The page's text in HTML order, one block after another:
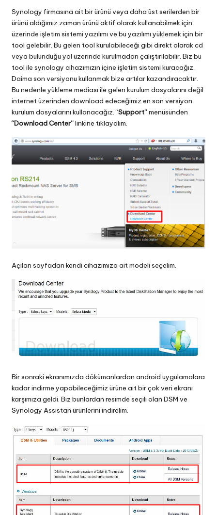
Synology firmasına ait bir ürünü veya daha üst serilerden bir
ürünü aldığımız zaman ürünü aktif olarak kullanabilmek için
üzerinde işletim sistemi yazılımı ve bu yazılımı yüklemek için bir
tool gelebilir. Bu gelen tool kurulabileceği gibi direkt olarak cd
veya bulunduğu yol üzerinde kurulmadan çalıştırılabilir. Biz bu
tool ile synology cihazımızın içine işletim sistemi kuracağız.
Daima son versiyonu kullanmak bize artılar kazandıracaktır.
Bu nedenle yükleme mediası ile gelen kurulum dosyalarını değil
internet üzerinden download edeceğimiz en son versiyon
kurulum dosyalarını kullanacağız. “Support”menüsünden
“Download Center”linkine tıklayalım.
Açılan sayfadan kendi cihazımıza ait modeli seçelim.
Bir sonraki ekranımızda dökümanlardan android uygulamalara
kadar indirme yapabileceğimiz ürüne ait bir çok veri ekranı
karşımıza geldi. Biz bunlardan resimde seçili olan DSM ve
Synology Assistan ürünlerini indirelim.